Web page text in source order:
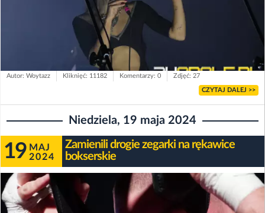
Autor: Woytazz Kliknięć: 11182 Komentarzy: 0 Zdjęć: 27
CZYTAJ DALEJ >>
Niedziela, 19 maja 2024
19 MAJ
2024
Zamienili drogie zegarki na rękawice
bokserskie